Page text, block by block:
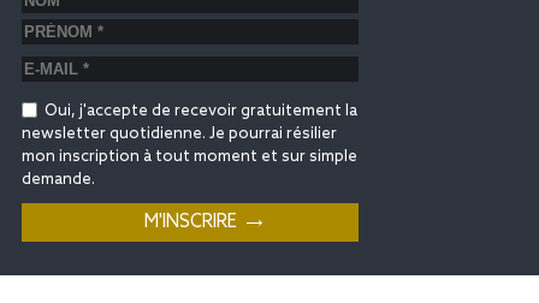
Oui, j'accepte de recevoir gratuitement la
newsletter quotidienne. Je pourrai résilier
mon inscription à tout moment et sur simple
demande.